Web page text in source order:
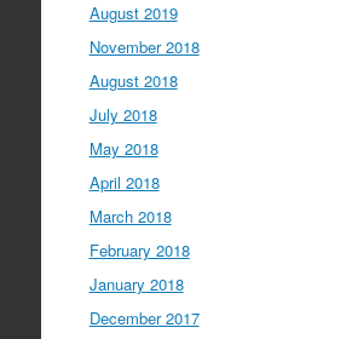
August 2019
November 2018
August 2018
July 2018
May 2018
April 2018
March 2018
February 2018
January 2018
December 2017